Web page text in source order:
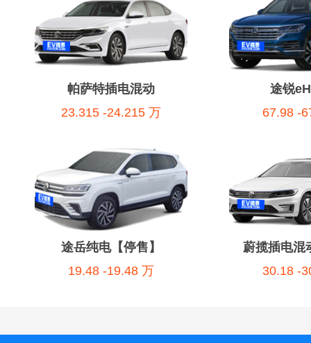
帕萨特插电混动
23.315 -24.215 万
途锐
67.98 -
途岳纯电【停售】
19.48 -19.48 万
蔚揽插电混
30.18 -